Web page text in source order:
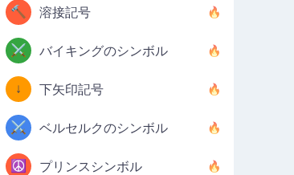
🔨 溶接記号
⚔️ バイキングのシンボル
↓ 下矢印記号
⚔️ ベルセルクのシンボル
☮️ プリンスシンボル